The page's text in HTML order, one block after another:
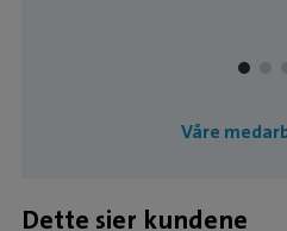
Våre
Dette sier kundene